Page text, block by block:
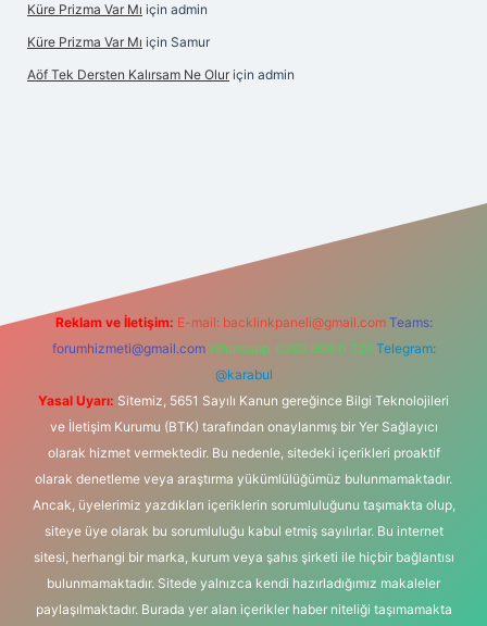
Küre Prizma Var Mı için admin
Küre Prizma Var Mı için Samur
Aöf Tek Dersten Kalırsam Ne Olur için admin
Reklam ve İletişim: E-mail: backlinkpaneli@gmail.com Teams:
forumhizmeti@gmail.com Whatsapp: 0262 606 0 726 Telegram:
@karabul
Yasal Uyarı: Sitemiz, 5651 Sayılı Kanun gereğince Bilgi Teknolojileri
ve İletişim Kurumu (BTK) tarafından onaylanmış bir Yer Sağlayıcı
olarak hizmet vermektedir. Bu nedenle, sitedeki içerikleri proaktif
olarak denetleme veya araştırma yükümlülüğümüz bulunmamaktadır.
Ancak, üyelerimiz yazdıkları içeriklerin sorumluluğunu taşımakta olup,
siteye üye olarak bu sorumluluğu kabul etmiş sayılırlar. Bu internet
sitesi, herhangi bir marka, kurum veya şahıs şirketi ile hiçbir bağlantısı
bulunmamaktadır. Sitede yalnızca kendi hazırladığımız makaleler
paylaşılmaktadır. Burada yer alan içerikler haber niteliği taşımamakta